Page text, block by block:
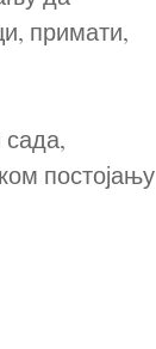
примати,
постојању